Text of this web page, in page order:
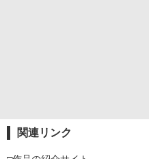
関連リンク